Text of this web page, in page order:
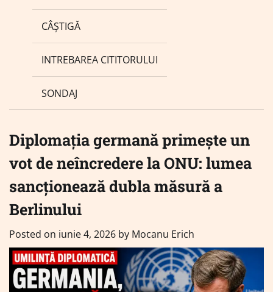
CÂȘTIGĂ
INTREBAREA CITITORULUI
SONDAJ
Diplomația germană primește un
vot de neîncredere la ONU: lumea
sancționează dubla măsură a
Berlinului
Posted on iunie 4, 2026 by Mocanu Erich